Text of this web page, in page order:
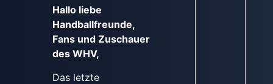
Hallo liebe
Handballfreunde,
Fans und Zuschauer
des WHV,
Das letzte